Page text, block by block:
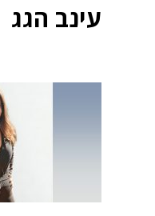
עינב הגג